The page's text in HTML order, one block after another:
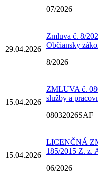
07/2026
29.04.2026
Zmluva č. 8/
Občiansky
8/2026
15.04.2026
ZMLUVA č.
služby a
08032026SAF
15.04.2026
LICENČNÁ
185/2015 Z. z.
06/2026